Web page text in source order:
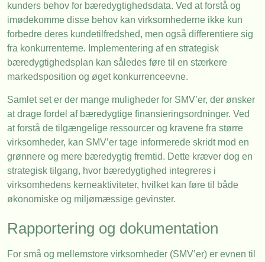
kunders behov for bæredygtighedsdata. Ved at forstå og
imødekomme disse behov kan virksomhederne ikke kun
forbedre deres kundetilfredshed, men også differentiere sig
fra konkurrenterne. Implementering af en strategisk
bæredygtighedsplan kan således føre til en stærkere
markedsposition og øget konkurrenceevne.
Samlet set er der mange muligheder for SMV’er, der ønsker
at drage fordel af bæredygtige finansieringsordninger. Ved
at forstå de tilgængelige ressourcer og kravene fra større
virksomheder, kan SMV’er tage informerede skridt mod en
grønnere og mere bæredygtig fremtid. Dette kræver dog en
strategisk tilgang, hvor bæredygtighed integreres i
virksomhedens kerneaktiviteter, hvilket kan føre til både
økonomiske og miljømæssige gevinster.
Rapportering og dokumentation
For små og mellemstore virksomheder (SMV’er) er evnen til